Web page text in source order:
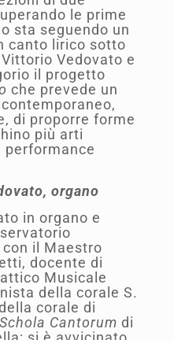
le prime
sta seguendo un
canto lirico sotto
Vedovato e
il progetto
che prevede un
di proporre forme
più arti
organo
in organo e
con il Maestro
docente di
Musicale
della corale S.
corale di
Schola Cantorum di